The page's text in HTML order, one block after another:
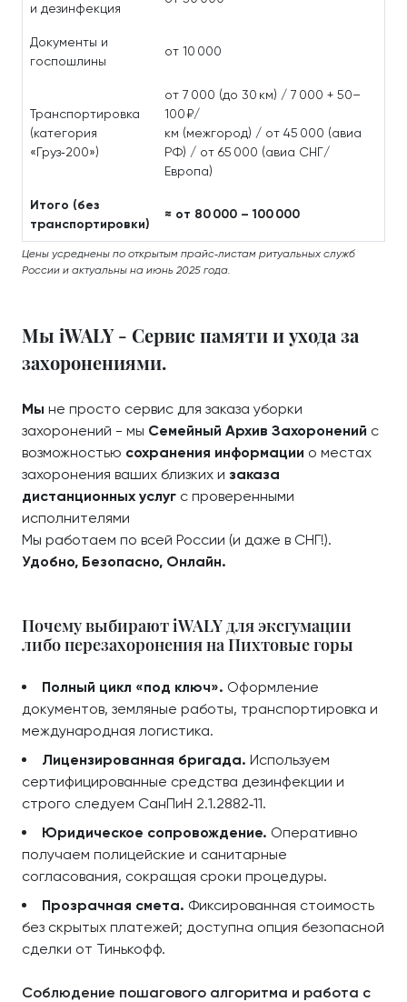
и дезинфекция
Документы и
госпошлины
от 10 000
Транспортировка
(категория
«Груз‑200»)
от 7 000 (до 30 км) / 7 000 + 50–
100 ₽/
км (межгород) / от 45 000 (авиа
РФ) / от 65 000 (авиа СНГ/
Европа)
Итого (без
транспортировки)
≈ от 80 000 – 100 000
Цены усреднены по открытым прайс‑листам ритуальных служб
России и актуальны на июнь 2025 года.
Мы iWALY - Сервис памяти и ухода за
захоронениями.
Мы не просто сервис для заказа уборки
захоронений - мы Семейный Архив Захоронений с
возможностью сохранения информации о местах
захоронения ваших близких и заказа
дистанционных услуг с проверенными
исполнителями
Мы работаем по всей России (и даже в СНГ!).
Удобно, Безопасно, Онлайн.
Почему выбирают iWALY для эксгумации
либо перезахоронения на Пихтовые горы
Полный цикл «под ключ». Оформление
документов, земляные работы, транспортировка и
международная логистика.
Лицензированная бригада. Используем
сертифицированные средства дезинфекции и
строго следуем СанПиН 2.1.2882‑11.
Юридическое сопровождение. Оперативно
получаем полицейские и санитарные
согласования, сокращая сроки процедуры.
Прозрачная смета. Фиксированная стоимость
без скрытых платежей; доступна опция безопасной
сделки от Тинькофф.
Соблюдение пошагового алгоритма и работа с